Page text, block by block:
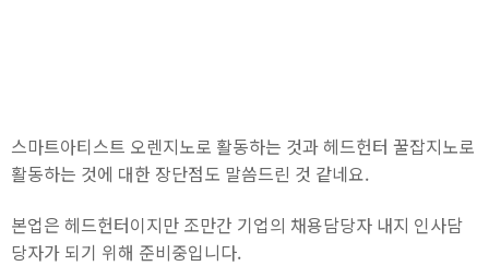
스마트아티스트 오렌지노로 활동하는 것과 헤드헌터 꿀잡지노로
활동하는 것에 대한 장단점도 말씀드린 것 같네요.
본업은 헤드헌터이지만 조만간 기업의 채용담당자 내지 인사담
당자가 되기 위해 준비중입니다.